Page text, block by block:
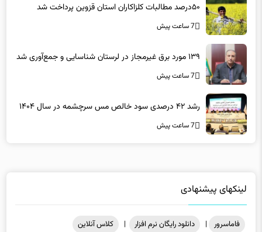
۵۰درصد مطالبات کلزاکاران استان قزوین پرداخت شد
7 ساعت پیش
۱۳۹ مورد برق غیرمجاز در لرستان شناسایی و جمع‌آوری شد
7 ساعت پیش
رشد ۴۲ درصدی سود خالص مس سرچشمه در سال ۱۴۰۴
7 ساعت پیش
لینکهای پیشنهادی
فاماسرور | دانلود رایگان نرم افزار | کلاس آنلاین